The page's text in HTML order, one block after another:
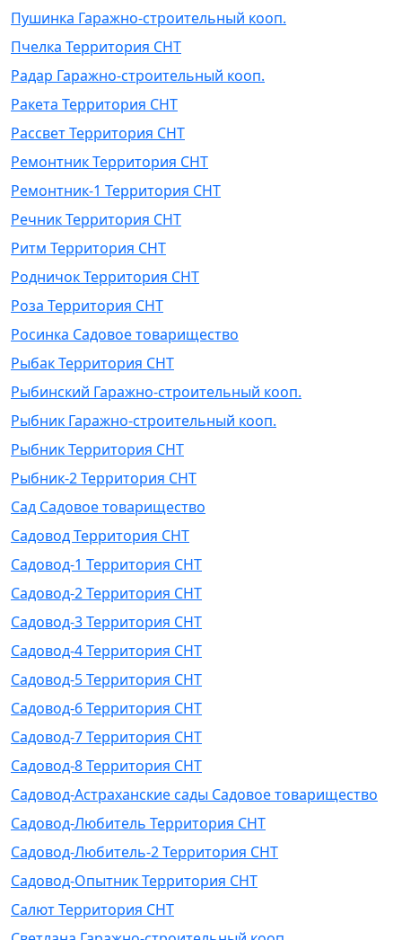
Пушинка Гаражно-строительный кооп.
Пчелка Территория СНТ
Радар Гаражно-строительный кооп.
Ракета Территория СНТ
Рассвет Территория СНТ
Ремонтник Территория СНТ
Ремонтник-1 Территория СНТ
Речник Территория СНТ
Ритм Территория СНТ
Родничок Территория СНТ
Роза Территория СНТ
Росинка Садовое товарищество
Рыбак Территория СНТ
Рыбинский Гаражно-строительный кооп.
Рыбник Гаражно-строительный кооп.
Рыбник Территория СНТ
Рыбник-2 Территория СНТ
Сад Садовое товарищество
Садовод Территория СНТ
Садовод-1 Территория СНТ
Садовод-2 Территория СНТ
Садовод-3 Территория СНТ
Садовод-4 Территория СНТ
Садовод-5 Территория СНТ
Садовод-6 Территория СНТ
Садовод-7 Территория СНТ
Садовод-8 Территория СНТ
Садовод-Астраханские сады Садовое товарищество
Садовод-Любитель Территория СНТ
Садовод-Любитель-2 Территория СНТ
Садовод-Опытник Территория СНТ
Салют Территория СНТ